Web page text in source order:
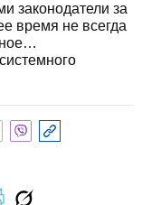
законодатели за
время не всегда